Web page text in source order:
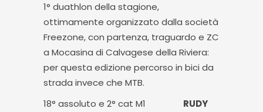
1° duathlon della stagione,
ottimamente organizzato dalla società
Freezone, con partenza, traguardo e ZC
a Mocasina di Calvagese della Riviera:
per questa edizione percorso in bici da
strada invece che MTB.
18° assoluto e 2° cat M1 RUDY